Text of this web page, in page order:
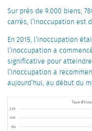
Sur près de 9.000 biens,
carrés, l’inoccupation est
En 2015, l’inoccupation
l’inoccupation a
significative pour atteindre
l’inoccupation a
aujourd’hui, au début du